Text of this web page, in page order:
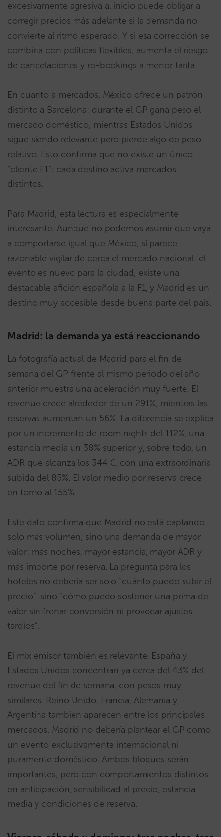
excesivamente agresiva al inicio puede obligar a
corregir precios más adelante si la demanda no
convierte al ritmo esperado. Y si esa corrección se
combina con políticas flexibles, aumenta el riesgo
de cancelaciones y re-bookings a menor tarifa.
En cuanto a mercados, México ofrece un patrón
distinto a Barcelona: durante el GP gana peso el
mercado doméstico, mientras Estados Unidos
sigue siendo relevante pero pierde algo de peso
relativo. Esto confirma que no existe un único
“cliente F1”: cada destino activa mercados
distintos.
Para Madrid, esta lectura es especialmente
interesante. Aunque no podemos asumir que vaya
a comportarse igual que México, sí parece
razonable vigilar de cerca el mercado nacional: el
evento es nuevo para la ciudad, existe una
destacable afición española a la F1, y Madrid es un
destino muy accesible desde buena parte del país.
Madrid: la demanda ya está reaccionando
La fotografía actual de Madrid para el fin de
semana del GP frente al mismo periodo del año
anterior muestra una aceleración muy fuerte. El
revenue crece alrededor de un 291%, mientras las
reservas aumentan un 56%. La diferencia se explica
por un incremento de room nights del 112%, una
estancia media un 38% superior y, sobre todo, un
ADR que alcanza los 344 €, con una extraordinaria
subida del 85%. El valor medio por reserva crece
en torno al 155%.
Este dato confirma que Madrid no está captando
solo más volumen, sino una demanda de mayor
valor: más noches, mayor estancia, mayor ADR y
más importe por reserva. La pregunta para los
hoteles no debería ser solo “cuánto puedo subir el
precio”, sino “cómo puedo sostener una prima de
valor sin frenar conversión ni provocar ajustes
tardíos”.
El mix emisor también es relevante. España y
Estados Unidos concentran ya cerca del 43% del
revenue del fin de semana, con pesos muy
similares. Reino Unido, Francia, Alemania y
Argentina también aparecen entre los principales
mercados. Madrid no debería plantear el GP como
un evento exclusivamente internacional ni
puramente doméstico. Ambos bloques serán
importantes, pero con comportamientos distintos
en anticipación, sensibilidad al precio, estancia
media y condiciones de reserva.